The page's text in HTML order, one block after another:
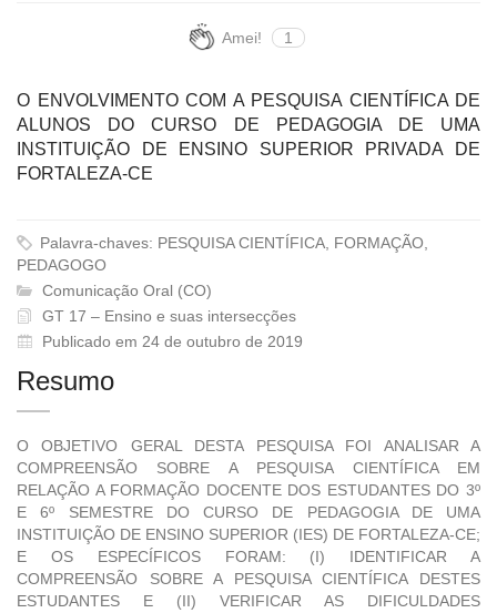
Amei! 1
O ENVOLVIMENTO COM A PESQUISA CIENTÍFICA DE
ALUNOS DO CURSO DE PEDAGOGIA DE UMA
INSTITUIÇÃO DE ENSINO SUPERIOR PRIVADA DE
FORTALEZA-CE
Palavra-chaves: PESQUISA CIENTÍFICA, FORMAÇÃO,
PEDAGOGO
Comunicação Oral (CO)
GT 17 – Ensino e suas intersecções
Publicado em 24 de outubro de 2019
Resumo
O OBJETIVO GERAL DESTA PESQUISA FOI ANALISAR A
COMPREENSÃO SOBRE A PESQUISA CIENTÍFICA EM
RELAÇÃO A FORMAÇÃO DOCENTE DOS ESTUDANTES DO 3º
E 6º SEMESTRE DO CURSO DE PEDAGOGIA DE UMA
INSTITUIÇÃO DE ENSINO SUPERIOR (IES) DE FORTALEZA-CE;
E OS ESPECÍFICOS FORAM: (I) IDENTIFICAR A
COMPREENSÃO SOBRE A PESQUISA CIENTÍFICA DESTES
ESTUDANTES E (II) VERIFICAR AS DIFICULDADES